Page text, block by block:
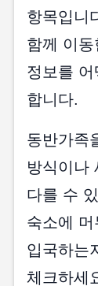
항목입니
함께 이
정보를
합니다.
동반가족
방식이나
다를 수
숙소에
입국하는
체크하세